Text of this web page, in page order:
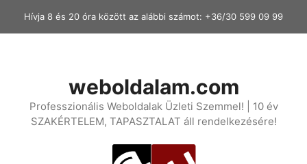
Hívja 8 és 20 óra között az alábbi számot: +36/30 599 09 99
weboldalam.com
Professzionális Weboldalak Üzleti Szemmel! | 10 év
SZAKÉRTELEM, TAPASZTALAT áll rendelkezésére!